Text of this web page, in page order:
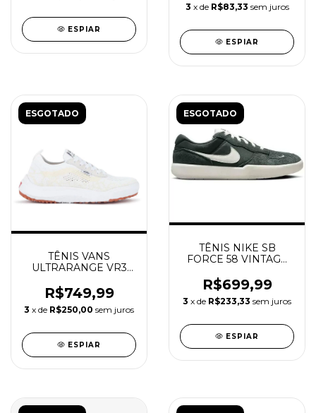
ESPIAR
3 x de R$83,33 sem juros
ESPIAR
ESGOTADO
TÊNIS VANS
ULTRARANGE VR3
R$749,99
3 x de R$250,00 sem juros
ESPIAR
ESGOTADO
TÊNIS NIKE SB
FORCE 58 VINTAGE
R$699,99
3 x de R$233,33 sem juros
ESPIAR